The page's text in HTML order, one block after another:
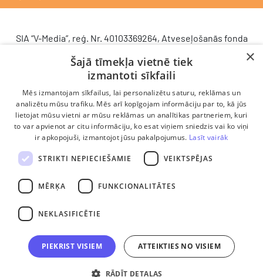
SIA “V-Media”, reģ. Nr. 40103369264, Atveseļošanās fonda
komercdarbības procesu uzlabošanā - ieviesta klientu
attiecību pārvaldības sistēma (CRM). 2024. gada 16.
decembrī tika noslēgts līgums Nr. 9.2-17-L-2024/928 ar
Latvijas Investīciju un attīstības aģentūru par atbalsta
saņemšanu saskaņā ar Atveseļošanas un noturības
mehānisma plāna 2. komponenti “Digitālā transformācija”
(atbalsta pieteikuma Nr. DIGI/2024/1253). Projekta ietvaros
ieviesta klientu un darba procesu pārvaldības sistēma
Scoro, uzlabojot pārdošanas procesu, centralizējot klientu
datubāzi un darījumu plūsmu, kā arī nodrošinot pārskatāmu,
efektīvu pārdošanas nodaļas darbu un precīzāku rezultātu
×
Šajā tīmekļa vietnē tiek
izmantoti sīkfaili
Mēs izmantojam sīkfailus, lai personalizētu saturu, reklāmas un
analizētu mūsu trafiku. Mēs arī kopīgojam informāciju par to, kā jūs
lietojat mūsu vietni ar mūsu reklāmas un analītikas partneriem, kuri
to var apvienot ar citu informāciju, ko esat viņiem sniedzis vai ko viņi
ir apkopojuši, izmantojot jūsu pakalpojumus. Lasīt vairāk
STRIKTI NEPIECIEŠAMIE VEIKTSPĒJAS
MĒRĶA FUNKCIONALITĀTES
NEKLASIFICĒTIE
PIEKRIST VISIEM ATTEIKTIES NO VISIEM
RĀDĪT DETAĻAS